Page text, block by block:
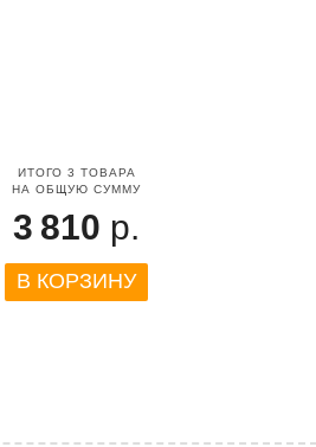
ИТОГО 3 ТОВАРА
НА ОБЩУЮ СУММУ
3 810 р.
В КОРЗИНУ